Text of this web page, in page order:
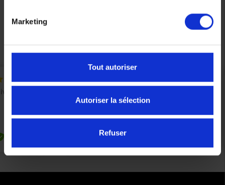
Marketing
Tout autoriser
Autoriser la sélection
Refuser